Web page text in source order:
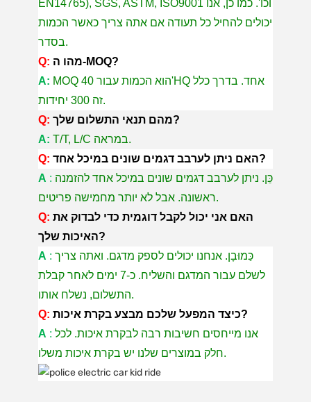
EN14765), SGS, ASTM, ISO9001 וכו'. כמו כן, אנו
יכולים להחיל כל תעודה אם אתה צריך כאשר הכמות
בסדר.
Q:
מהו ה-MOQ?
A: MOQ הוא הכמות עבור 40'HQ אחד. בדרך כלל
זה 300 יחידות.
Q:
מהם תנאי התשלום שלך?
A:
T/T, L/C במראה.
Q:
האם ניתן לערבב דגמים שונים במיכל אחד?
A :
ראשונה. אבל לא יותר מחמישה פריטים.
Q: האם אני יכול לקבל דוגמית כדי לבדוק את
האיכות שלך?
A :
לשלם עבור המדגם והשליח. כ-7 ימים לאחר קבלת
התשלום, נשלח אותו.
Q:
כיצד המפעל שלכם מבצע בקרת איכות?
A :
חלק במוצרים שלנו יש בקרת איכות משלו.